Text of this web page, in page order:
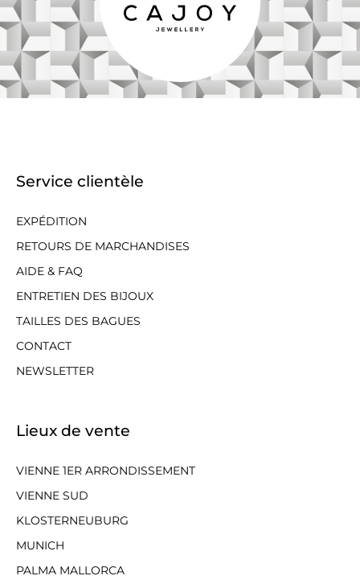
Service clientèle
EXPÉDITION
RETOURS DE MARCHANDISES
AIDE & FAQ
ENTRETIEN DES BIJOUX
TAILLES DES BAGUES
CONTACT
NEWSLETTER
Lieux de vente
VIENNE 1ER ARRONDISSEMENT
VIENNE SUD
KLOSTERNEUBURG
MUNICH
PALMA MALLORCA